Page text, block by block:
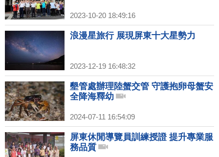
2023-10-20 18:49:16
浪漫星旅行 展現屏東十大星勢力
2023-12-19 16:48:32
墾管處辦理陸蟹交管 守護抱卵母蟹安
全降海釋幼
2024-07-11 16:54:09
屏東休閒導覽員訓練授證 提升專業服
務品質